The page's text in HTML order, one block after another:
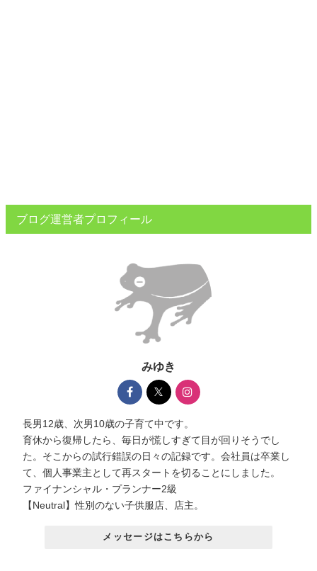
ブログ運営者プロフィール
みゆき
長男12歳、次男10歳の子育て中です。
育休から復帰したら、毎日が慌しすぎて目が回りそうでし
た。そこからの試行錯誤の日々の記録です。会社員は卒業し
て、個人事業主として再スタートを切ることにしました。
ファイナンシャル・プランナー2級
【Neutral】性別のない子供服店、店主。
メッセージはこちらから